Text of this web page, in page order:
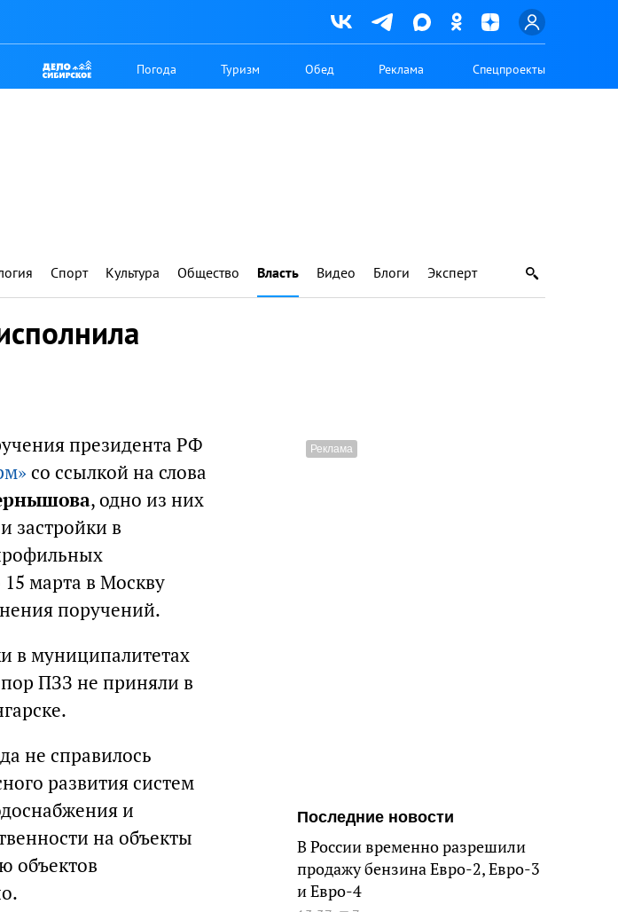
Погода Туризм Обед Реклама Спецпроекты
Спорт Культура Общество Власть Видео Блоги Эксперт
президента РФ
со ссылкой на слова
, одно из них
застройки в
марта в Москву
поручений.
в муниципалитетах
ПЗЗ не приняли в
не справилось
развития систем
и
на объекты
объектов
Последние новости
В России временно разрешили
продажу бензина Евро-2, Евро-3
и Евро-4